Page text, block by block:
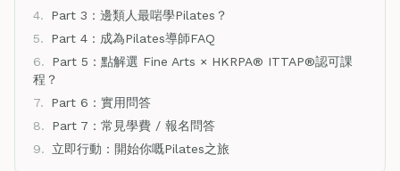
4.
Part 3：邊類人最啱學Pilates？
5.
Part 4：成為Pilates導師FAQ
6.
Part 5：點解選 Fine Arts × HKRPA® ITTAP®認可課
程？
7.
Part 6：實用問答
8.
Part 7：常見學費 / 報名問答
9.
立即行動：開始你嘅Pilates之旅